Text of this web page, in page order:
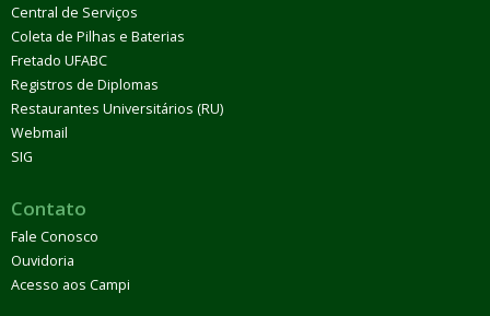
Central de Serviços
Coleta de Pilhas e Baterias
Fretado UFABC
Registros de Diplomas
Restaurantes Universitários (RU)
Webmail
SIG
Contato
Fale Conosco
Ouvidoria
Acesso aos Campi